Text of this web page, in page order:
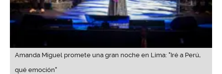
Amanda Miguel promete una gran noche en Lima: "Iré a Perú,
qué emoción"